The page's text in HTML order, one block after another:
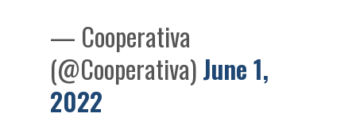
— Cooperativa
(@Cooperativa)June 1,
2022